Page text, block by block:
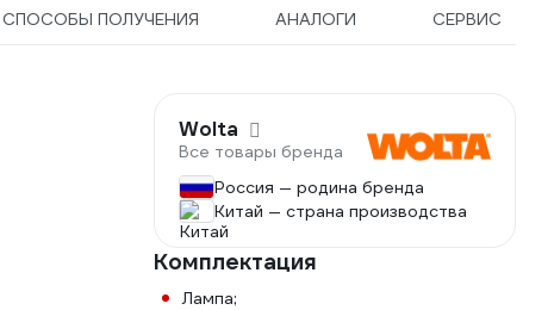
СПОСОБЫ ПОЛУЧЕНИЯ АНАЛОГИ СЕРВИС
Wolta
Все товары бренда
Россия — родина бренда
Китай — страна производства
Комплектация
Лампа;